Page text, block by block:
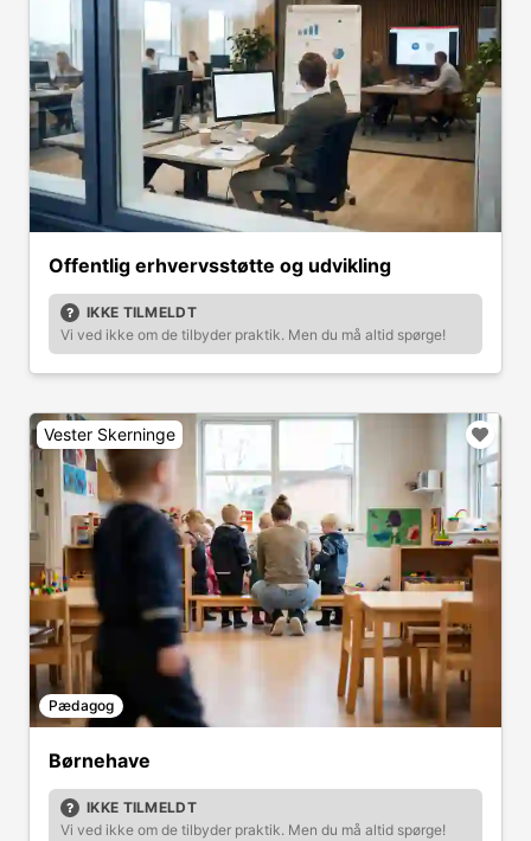
Offentlig erhvervsstøtte og udvikling
IKKE TILMELDT
Vi ved ikke om de tilbyder praktik. Men du må altid spørge!
Pædagog
Vester Skerninge
Børnehave
IKKE TILMELDT
Vi ved ikke om de tilbyder praktik. Men du må altid spørge!